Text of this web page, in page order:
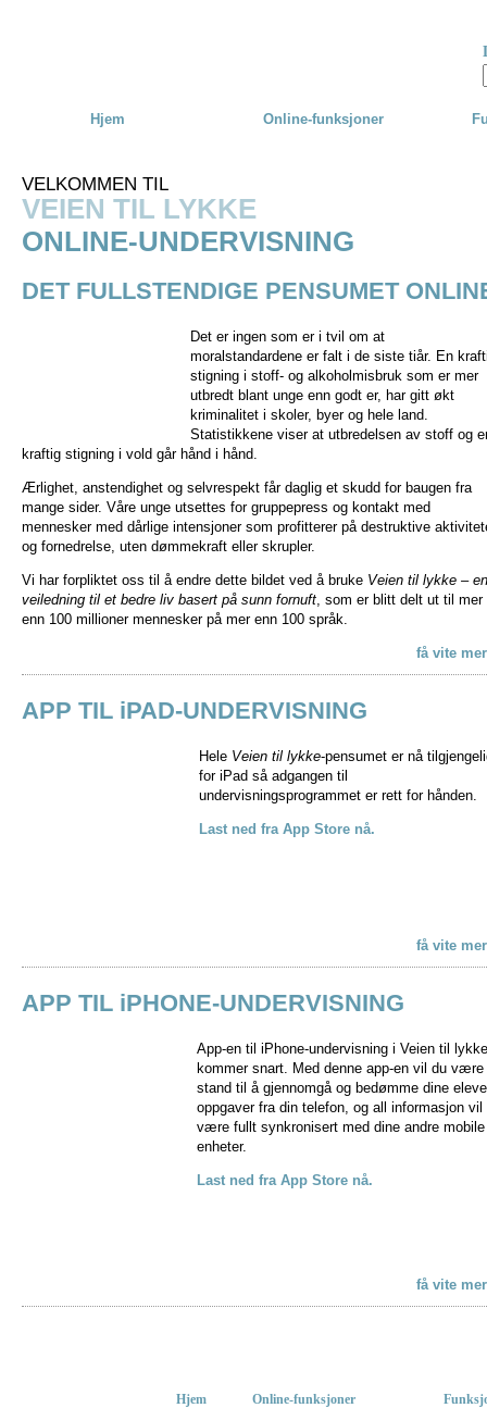
Hjem Online-funksjoner
VELKOMMEN TIL
VEIEN TIL LYKKE
ONLINE-UNDERVISNING
DET FULLSTENDIGE PENSUMET
Det er ingen som er i tvil om at
moralstandardene er falt i de siste tiår. En
stigning i stoff- og alkoholmisbruk som er mer
utbredt blant unge enn godt er, har gitt økt
kriminalitet i skoler, byer og hele land.
Statistikkene viser at utbredelsen av stoff og
kraftig stigning i vold går hånd i hånd.
Ærlighet, anstendighet og selvrespekt får daglig et skudd for baugen fra
mange sider. Våre unge utsettes for gruppepress og kontakt med
mennesker med dårlige intensjoner som profitterer på destruktive
og fornedrelse, uten dømmekraft eller skrupler.
Vi har forpliktet oss til å endre dette bildet ved å bruke Veien til lykke – en
veiledning til et bedre liv basert på sunn fornuft, som er blitt delt ut til mer
enn 100 millioner mennesker på mer enn 100 språk.
få vite
APP TIL iPAD-UNDERVISNING
Hele Veien til lykke-pensumet er nå
for iPad så adgangen til
undervisningsprogrammet er rett for hånden.
Last ned fra App Store nå.
få vite
APP TIL iPHONE-UNDERVISNING
App-en til iPhone-undervisning i Veien til lykke
kommer snart. Med denne app-en vil du være
stand til å gjennomgå og bedømme dine
oppgaver fra din telefon, og all informasjon vil
være fullt synkronisert med dine andre mobile
enheter.
Last ned fra App Store nå.
få vite
Hjem Online-funksjoner